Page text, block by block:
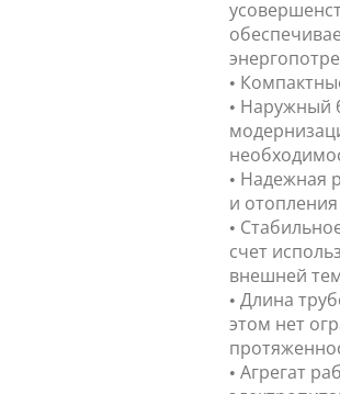
•
• Наружный
• Надежная
и
•
счет
внешней
• Длина
этом нет
• Агрегат